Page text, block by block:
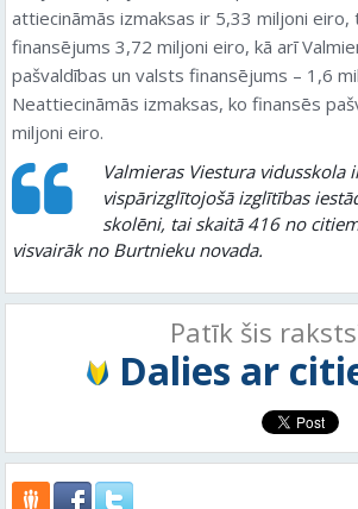
attiecināmās izmaksas ir 5,33 miljoni eiro,
finansējums 3,72 miljoni eiro, kā arī
pašvaldības un valsts finansējums – 1,6
Neattiecināmās izmaksas, ko finansēs
miljoni eiro.
Valmieras Viestura vidusskola
vispārizglītojošā izglītības
skolēni, tai skaitā 416 no
visvairāk no Burtnieku novada.
Patīk šis
Dalies ar